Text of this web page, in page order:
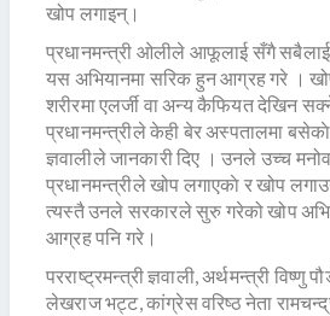
खोप लगाइन्।
प्रधानमन्त्री ओलीले आफूलाई सँगै
यस अभियानमा सरिक हुन आग्रह गरे ।
शरीरमा एलर्जी वा अन्य कैफियत देखिन
प्रधानमन्त्रीले केही बेर अस्पतालमा बसेकाे
ज्ञवालीले जानकारी दिए । उनले उच्च
प्रधानमन्त्रीले खोप लगाएकाे र खोप
त्यस्तै उनले सरकारले सुरु गरेको खोप
आग्रह पनि गरे।
परराष्ट्रमन्त्री ज्ञवाली, अर्थमन्त्री विष्णु
लेखराज भट्ट, कांग्रेस वरिष्ठ नेता